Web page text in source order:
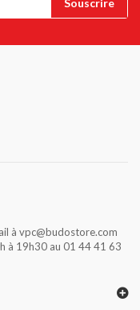
à vpc@budostore.com
à 19h30 au 01 44 41 63